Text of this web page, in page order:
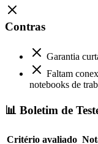
Contras
Garantia
Faltam
notebooks de
📊 Boletim de
Critério avaliado